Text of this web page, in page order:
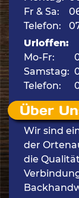
Fr & Sa:
Telefon:
Urloffen:
Mo-Fr:
Samstag:
Telefon:
Über
Wir sind
der
die